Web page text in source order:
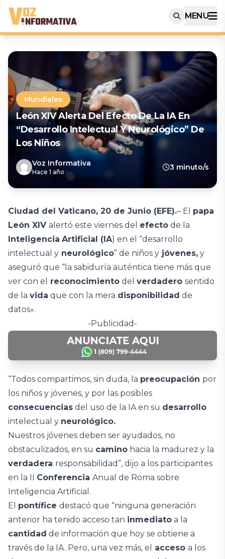
MENU
Mundiales
León XIV Alerta Del Efecto De La IA En
“desarrollo Intelectual Y Neurológico” De
Los Niños
Voz Informativa
Hace 1 año
3 minuto/s
Ciudad del Vaticano, 20 de Junio (EFE).– El papa
León XIV alertó este viernes del efecto de la
Inteligencia Artificial (IA) en el “desarrollo
intelectual y neurológico” de niños y jóvenes, y
aseguró que “la sabiduría auténtica tiene más que
ver con el
reconocimiento del verdadero sentido
de la vida que con la mera disponibilidad de
datos».
-Publicidad-
“Todos compartimos, sin duda, la preocupación por
los niños y jóvenes, y por las posibles
consecuencias del uso de la IA en su desarrollo
intelectual y neurológico.
Nuestros jóvenes deben ser ayudados, no
obstaculizados, en su camino hacia la madurez y la
verdadera responsabilidad”, dijo a los participantes
en la II Conferencia Anual de Roma sobre
Inteligencia Artificial.
El pontífice destacó que “ninguna generación
anterior ha tenido acceso tan inmediato a la
cantidad de información que hoy se obtiene a
través de la IA. Pero, una vez más, el
acceso a los